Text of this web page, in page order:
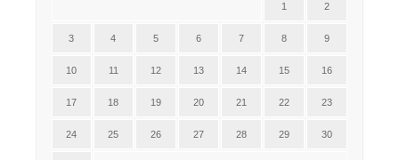
1 2
3 4 5 6 7 8 9
10 11 12 13 14 15 16
17 18 19 20 21 22 23
24 25 26 27 28 29 30